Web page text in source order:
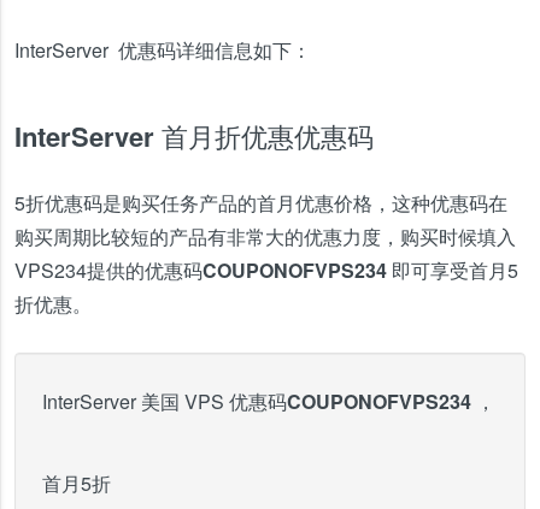
InterServer 优惠码详细信息如下：
InterServer 首月折优惠优惠码
5折优惠码是购买任务产品的首月优惠价格，这种优惠码在
购买周期比较短的产品有非常大的优惠力度，购买时候填入
VPS234提供的优惠码COUPONOFVPS234 即可享受首月5
折优惠。
InterServer 美国 VPS 优惠码COUPONOFVPS234 ，
首月5折